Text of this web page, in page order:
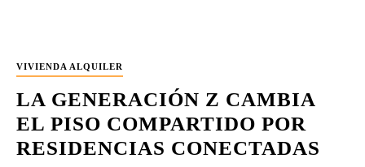
VIVIENDA ALQUILER
LA GENERACIÓN Z CAMBIA
EL PISO COMPARTIDO POR
RESIDENCIAS CONECTADAS